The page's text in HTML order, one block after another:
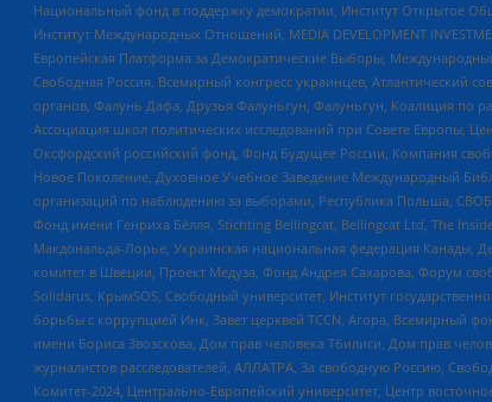
Национальный фонд в поддержку демократии, Институт Открытое
Институт Международных Отношений, MEDIA DEVELOPMENT
Европейская Платформа за Демократические Выборы,
Свободная Россия, Всемирный конгресс украинцев, Атлантический
органов, Фалунь Дафа, Друзья Фалуньгун, Фалуньгун, Коалиция по
Ассоциация школ политических исследований при Совете Европы,
Оксфордский российский фонд, Фонд Будущее России, Компания
Новое Поколение, Духовное Учебное Заведение Международный
организаций по наблюдению за выборами, Республика Польша,
Фонд имени Генриха Бёлля, Stichting Bellingcat, Bellingcat Ltd, The
Макдональда-Лорье, Украинская национальная федерация Канады,
комитет в Швеции, Проект Медуза, Фонд Андрея Сахарова, Форум
Solidarus, КрымSOS, Свободный университет, Институт
борьбы с коррупцией Инк, Завет церквей TCCN, Агора, Всемирный
имени Бориса Звозскова, Дом прав человека Тбилиси, Дом прав
журналистов расследователей, АЛЛАТРА, За свободную Россию,
Комитет-2024, Центрально-Европейский университет, Центр